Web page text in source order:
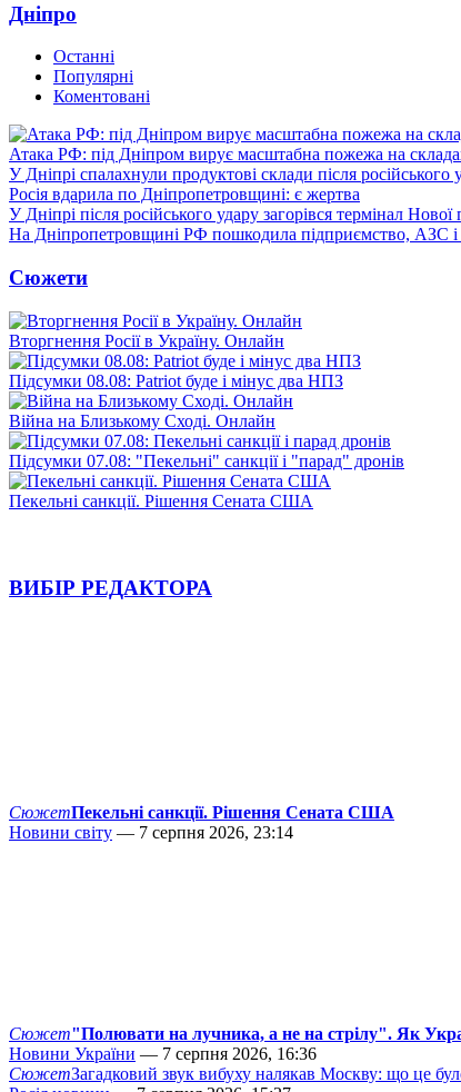
Дніпро
Останні
Популярні
Коментовані
Атака РФ: під Дніпром вирує масштабна пожежа на
У Дніпрі спалахнули продуктові склади після російського
Росія вдарила по Дніпропетровщині: є жертва
У Дніпрі після російського удару загорівся термінал
На Дніпропетровщині РФ пошкодила підприємство, АЗС і
Сюжети
Вторгнення Росії в Україну. Онлайн
Підсумки 08.08: Patriot буде і мінус два НПЗ
Війна на Близькому Сході. Онлайн
Підсумки 07.08: "Пекельні" санкції і "парад" дронів
Пекельні санкції. Рішення Сената США
ВИБІР РЕДАКТОРА
СюжетПекельні санкції. Рішення Сената США
Новини світу — 7 серпня 2026, 23:14
Сюжет"Полювати на лучника, а не на стрілу". Як
Новини України — 7 серпня 2026, 16:36
СюжетЗагадковий звук вибуху налякав Москву: що це